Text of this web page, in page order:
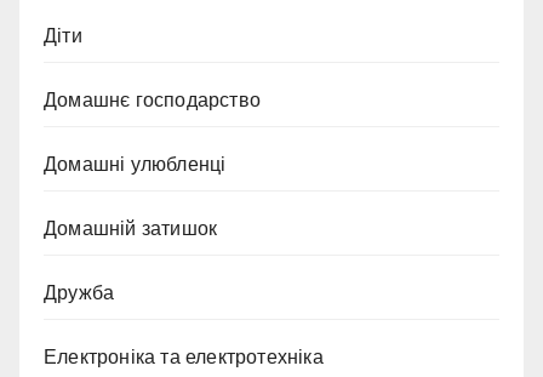
Діти
Домашнє господарство
Домашні улюбленці
Домашній затишок
Дружба
Електроніка та електротехніка